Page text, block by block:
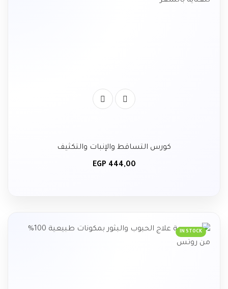
كورس التساقط والإنبات والتكثيف
EGP 444,00
IN STOCK